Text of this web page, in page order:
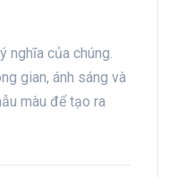
nghĩa của chúng.
gian, ánh sáng và
màu để tạo ra